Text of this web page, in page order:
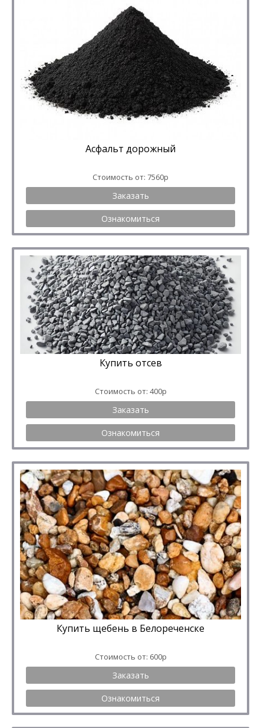
Асфальт дорожный
Стоимость от: 7560р
Заказать
Ознакомиться
Купить отсев
Стоимость от: 400р
Заказать
Ознакомиться
Купить щебень в Белореченске
Стоимость от: 600р
Заказать
Ознакомиться